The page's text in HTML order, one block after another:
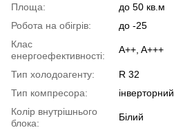
Площа:
до 50 кв.м
Робота на обігрів:
до -25
Клас
енергоефективності:
A++, A+++
Тип холодоагенту:
R 32
Тип компресора:
інверторний
Колір внутрішнього
блока:
Білий